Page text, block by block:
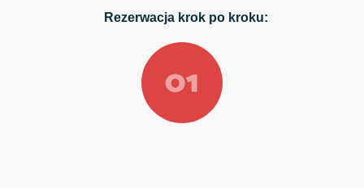
Rezerwacja krok po kroku: